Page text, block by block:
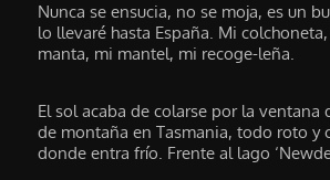
Nunca se ensucia, no se moja, es un
lo llevaré hasta España. Mi
manta, mi mantel, mi recoge-leña.
El sol acaba de colarse por la ventana
de montaña en Tasmania, todo roto y
donde entra frío. Frente al lago